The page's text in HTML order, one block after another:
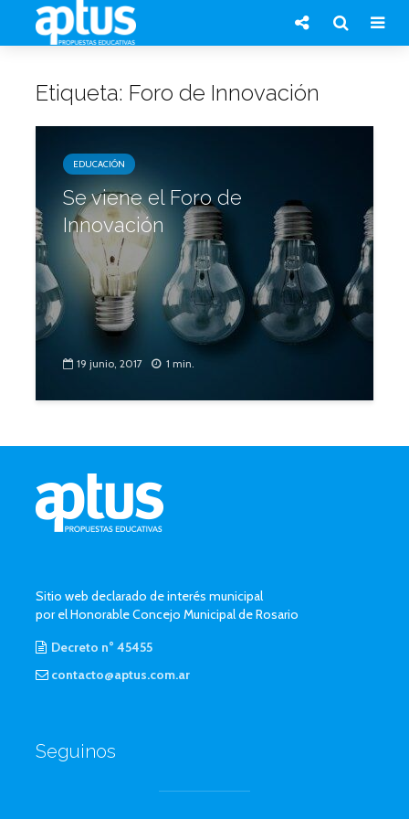
Etiqueta: Foro de Innovación
EDUCACIÓN
Se viene el Foro de
Innovación
19 junio, 2017 1 min.
Sitio web declarado de interés municipal
por el Honorable Concejo Municipal de Rosario
Decreto n° 45455
contacto@aptus.com.ar
Seguinos